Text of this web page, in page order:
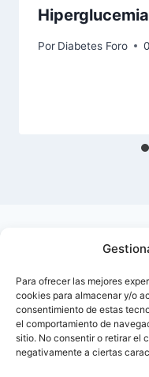
Para ofrecer las mejores
cookies para almacenar y/o
consentimiento de estas
el comportamiento de
sitio. No consentir o retirar el
negativamente a ciertas
Por Diabetes Foro